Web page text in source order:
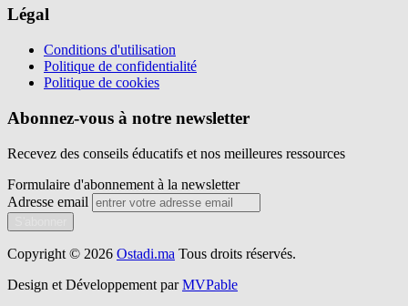
Légal
Conditions d'utilisation
Politique de confidentialité
Politique de cookies
Abonnez-vous à notre newsletter
Recevez des conseils éducatifs et nos meilleures ressources
Formulaire d'abonnement à la newsletter
Adresse email
Copyright © 2026 Ostadi.ma Tous droits réservés.
Design et Développement par MVPable